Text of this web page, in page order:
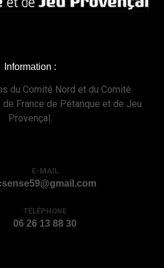
Information :
du Comité Nord et du Comité
France de Pétanque et de Jeu
Provençal.
E-MAIL
TÉLÉPHONE
06 26 13 88 30